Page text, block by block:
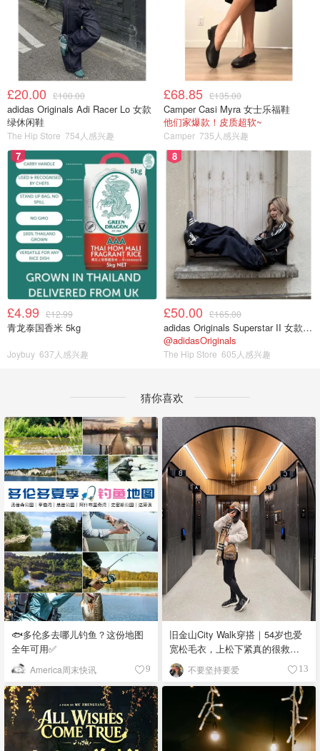
£20.00 £100.00
adidas Originals Adi Racer Lo 女款
绿休闲鞋
The Hip Store 754人感兴趣
£68.85 £135.00
Camper Casi Myra 女士乐福鞋
他们家爆款！皮质超软~
Camper 735人感兴趣
7
£4.99 £12.99
青龙泰国香米 5kg
Joybuy 637人感兴趣
8
£50.00 £165.00
adidas Originals Superstar II 女款串珠休闲鞋 黑色
@adidasOriginals
The Hip Store 605人感兴趣
猜你喜欢
🐟多伦多去哪儿钓鱼？这份地图
全年可用✅
America周末快讯 9
旧金山City Walk穿搭｜54岁也爱
宽松毛衣，上松下紧真的很救比
例
不要坚持要爱 13